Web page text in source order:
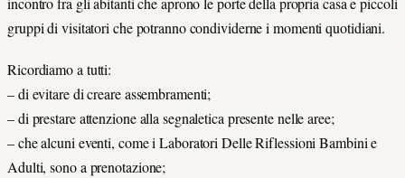
gruppi di visitatori che potranno condividerne i momenti quotidiani.
Ricordiamo a tutti:
– di evitare di creare assembramenti;
– di prestare attenzione alla segnaletica presente nelle aree;
– che alcuni eventi, come i Laboratori Delle Riflessioni Bambini e
Adulti, sono a prenotazione;